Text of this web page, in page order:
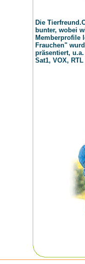
Die
bunter, wobei
Memberprofile
Frauchen"
präsentiert,
Sat1, VOX,